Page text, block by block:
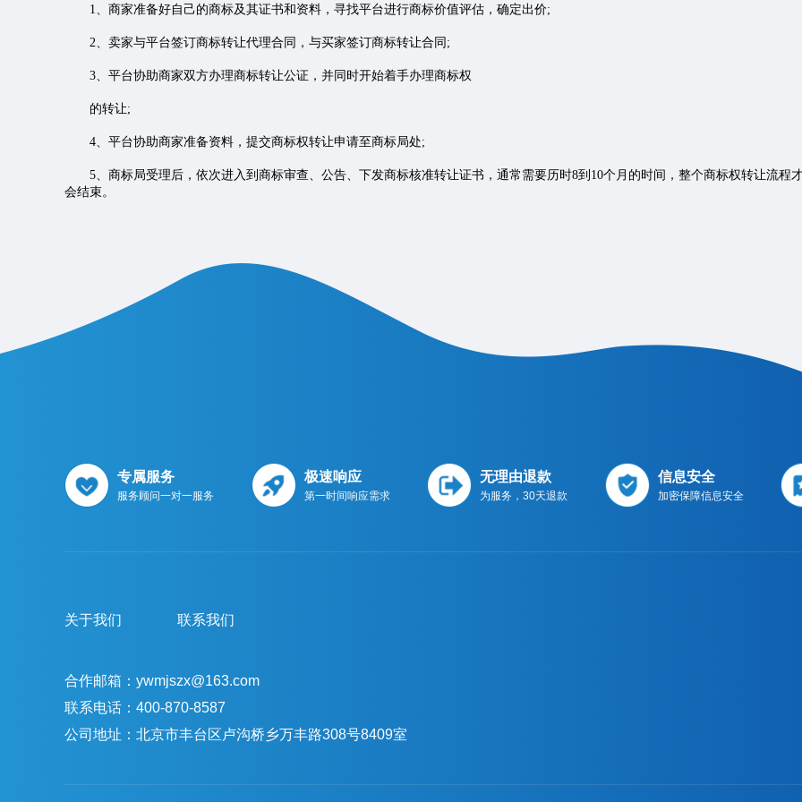
1、商家准备好自己的商标及其证书和资料，寻找平台进行商标价值评估，确定出价;
2、卖家与平台签订商标转让代理合同，与买家签订商标转让合同;
3、平台协助商家双方办理商标转让公证，并同时开始着手办理商标权
的转让;
4、平台协助商家准备资料，提交商标权转让申请至商标局处;
5、商标局受理后，依次进入到商标审查、公告、下发商标核准转让证书，通常需要历时8到10个月的时间，整个商标权转让流程
会结束。
专属服务
服务顾问一对一服务
极速响应
第一时间响应需求
无理由退款
为服务，30天退款
信息安全
加密保障信息安全
关于我们 联系我们
合作邮箱：ywmjszx@163.com
联系电话：400-870-8587
公司地址：北京市丰台区卢沟桥乡万丰路308号8409室